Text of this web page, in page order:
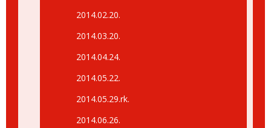
2014.02.20.
2014.03.20.
2014.04.24.
2014.05.22.
2014.05.29.rk.
2014.06.26.